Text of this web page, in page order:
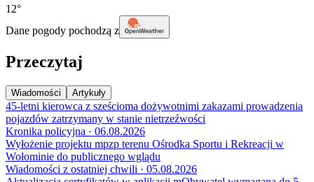
12°
Dane pogody pochodzą z
Przeczytaj
Wiadomości Artykuły
45-letni kierowca z sześcioma dożywotnimi zakazami prowadzenia
pojazdów zatrzymany w stanie nietrzeźwości
Kronika policyjna · 06.08.2026
Wyłożenie projektu mpzp terenu Ośrodka Sportu i Rekreacji w
Wołominie do publicznego wglądu
Wiadomości z ostatniej chwili · 05.08.2026